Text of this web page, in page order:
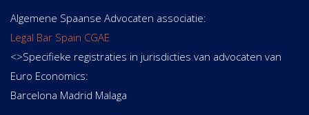
Algemene Spaanse Advocaten associatie:
Legal Bar Spain CGAE
<>Specifieke registraties in jurisdicties van advocaten van
Euro Economics:
Barcelona Madrid Malaga